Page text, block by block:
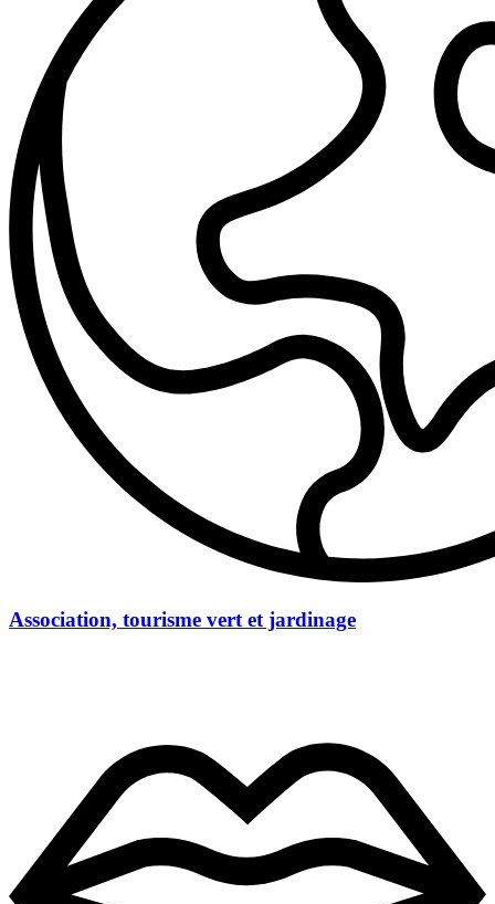
Association, tourisme vert et jardinage